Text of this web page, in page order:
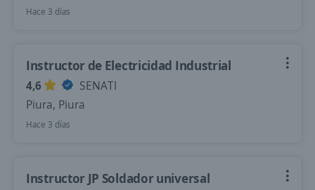
Hace 3 días
Instructor de Electricidad Industrial
4,6
SENATI
Piura, Piura
Hace 3 días
Instructor JP Soldador universal